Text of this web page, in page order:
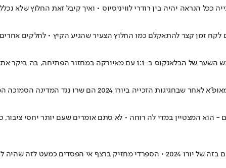
זמן קצר להתאקלם כמו החלוץ הצעיר שהגיע הקיץ • לחלקים
כלפיו לעומת אמבפה, ויניסיוס ובלינגהאם
הם שרו נגד המדינה הסמוכה המהווה קרב פוליטי עתיק
אחרי שהפסיד לו בגמר הגביע, רודרי שוב יפגוש את קובי מאינו במעמד גמר, הפעם בזה של יורו